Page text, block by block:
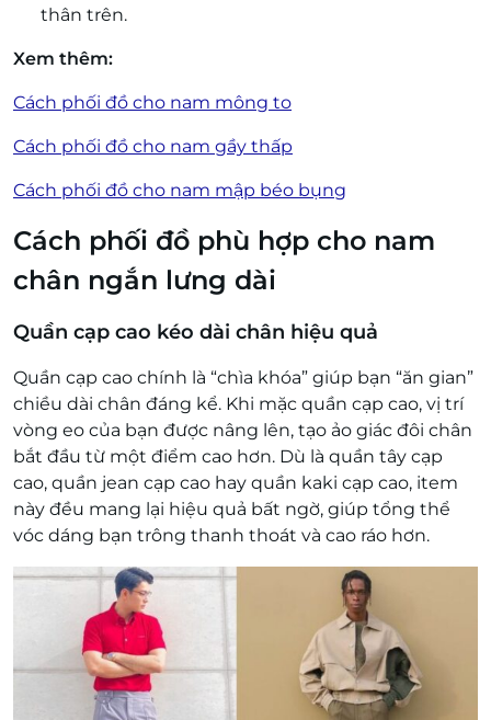
thân trên.
Xem thêm:
Cách phối đồ cho nam mông to
Cách phối đồ cho nam gầy thấp
Cách phối đồ cho nam mập béo bụng
Cách phối đồ phù hợp cho nam
chân ngắn lưng dài
Quần cạp cao kéo dài chân hiệu quả
Quần cạp cao chính là “chìa khóa” giúp bạn “ăn gian”
chiều dài chân đáng kể. Khi mặc quần cạp cao, vị trí
vòng eo của bạn được nâng lên, tạo ảo giác đôi chân
bắt đầu từ một điểm cao hơn. Dù là quần tây cạp
cao, quần jean cạp cao hay quần kaki cạp cao, item
này đều mang lại hiệu quả bất ngờ, giúp tổng thể
vóc dáng bạn trông thanh thoát và cao ráo hơn.